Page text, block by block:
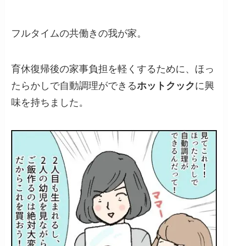
フルタイムの共働きの我が家。
育休復帰後の家事負担を軽くするために、ほっ
たらかしで自動調理ができるホットクックに興
味を持ちました。